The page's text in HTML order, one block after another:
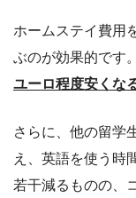
ホームステイ費用
ぶのが効果的です
ユーロ程度安くな
さらに、他の留学
え、英語を使う時
若干減るものの、